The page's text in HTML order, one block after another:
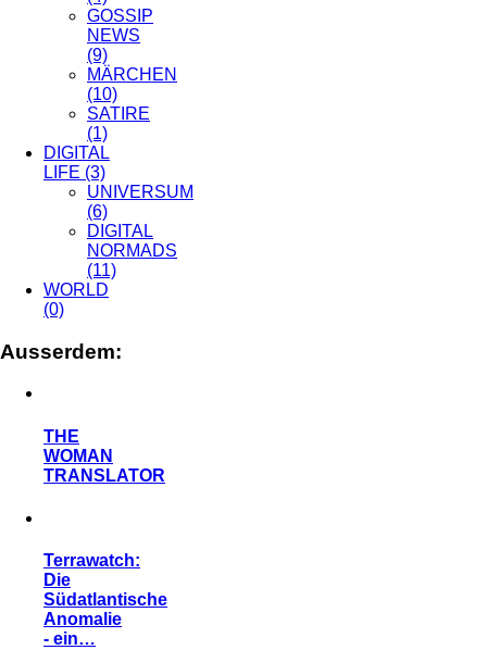
GOSSIP
NEWS
(9)
MÄRCHEN
(10)
SATIRE
(1)
DIGITAL
LIFE (3)
UNIVERSUM
(6)
DIGITAL
NORMADS
(11)
WORLD
(0)
Ausserdem:
THE
WOMAN
TRANSLATOR
Terrawatch:
Die
Südatlantische
Anomalie
- ein…